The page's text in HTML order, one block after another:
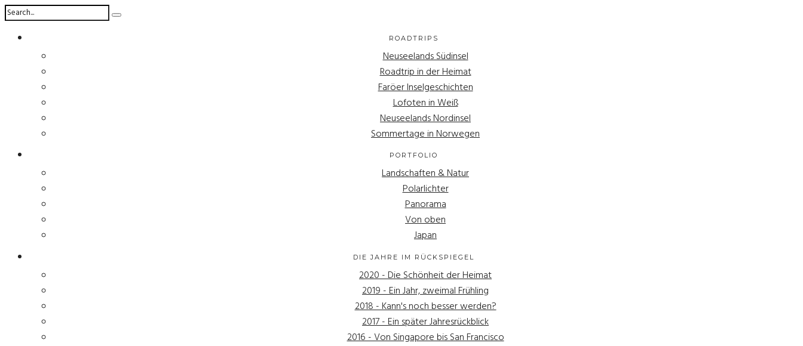
ROADTRIPS
Neuseelands Südinsel
Roadtrip in der Heimat
Faröer Inselgeschichten
Lofoten in Weiß
Neuseelands Nordinsel
Sommertage in Norwegen
PORTFOLIO
Landschaften & Natur
Polarlichter
Panorama
Von oben
Japan
DIE JAHRE IM RÜCKSPIEGEL
2020 - Die Schönheit der Heimat
2019 - Ein Jahr, zweimal Frühling
2018 - Kann's noch besser werden?
2017 - Ein später Jahresrückblick
2016 - Von Singapore bis San Francisco